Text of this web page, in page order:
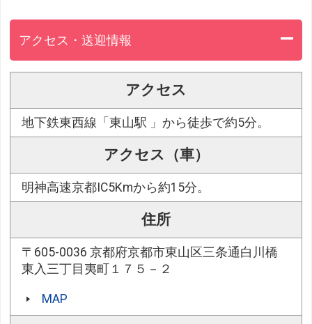
アクセス・送迎情報
アクセス
地下鉄東西線「東山駅 」から徒歩で約5分。
アクセス（車）
明神高速京都IC5Kmから約15分。
住所
〒605-0036 京都府京都市東山区三条通白川橋
東入三丁目夷町１７５－２
MAP